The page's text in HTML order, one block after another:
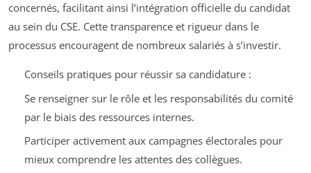
concernés, facilitant ainsi l’intégration officielle du candidat
au sein du CSE. Cette transparence et rigueur dans le
processus encouragent de nombreux salariés à s’investir.
Conseils pratiques pour réussir sa candidature :
Se renseigner sur le rôle et les responsabilités du comité
par le biais des ressources internes.
Participer activement aux campagnes électorales pour
mieux comprendre les attentes des collègues.